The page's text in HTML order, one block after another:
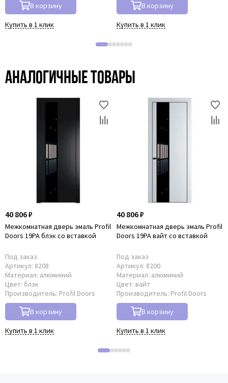
В корзину
Купить в 1 клик
В корзину
Купить в 1 клик
Аналогичные товары
40 806 ₽
Межкомнатная дверь эмаль Profil
Doors 19PA блэк со вставкой
Под заказ
Артикул: 8208
Материал: алюминий
Цвет: блэк
Производитель: Profil Doors
В корзину
Купить в 1 клик
40 806 ₽
Межкомнатная дверь эмаль Profil
Doors 19PA вайт со вставкой
Под заказ
Артикул: 8200
Материал: алюминий
Цвет: вайт
Производитель: Profil Doors
В корзину
Купить в 1 клик